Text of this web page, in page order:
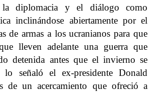
la diplomacia y el diálogo como
inclinándose abiertamente por el
de armas a los ucranianos para que
lleven adelante una guerra que
detenida antes que el invierno se
lo señaló el ex-presidente Donald
de un acercamiento que ofreció a